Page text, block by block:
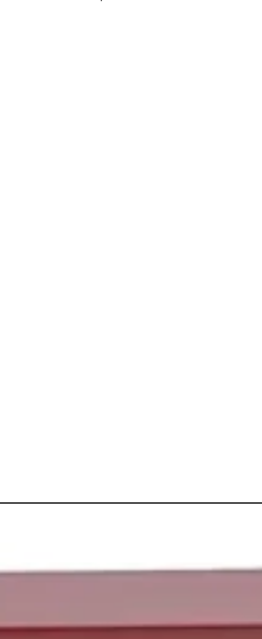
claro favorito. ElAtlético de